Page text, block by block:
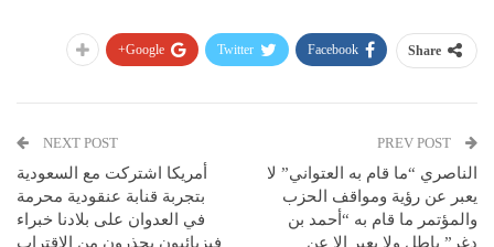
Share
Facebook
Twitter
Google+
الناصري “ما قام به العتواني” لا
يعبر عن رؤية ومواقف الحزب
والمؤتمر ما قام به “أحمد بن
دغر” باطل ولا يعبر إلا عن
NEXT POST
أمريكا اشتركت مع السعودية
بتجربة قنابة عنقودية محرمة
في العدوان على بلادنا خبراء
فيزيائيون يحذرون من الاقتراب